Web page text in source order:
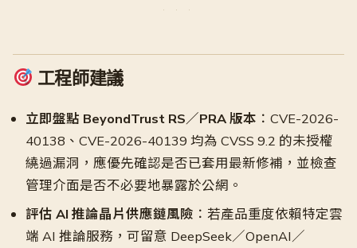
工程師建議
立即盤點 BeyondTrust RS／PRA 版本 ：CVE-2026-
40138、CVE-2026-40139 均為 CVSS 9.2 的未授權
繞過漏洞，應優先確認是否已套用最新修補，並檢查
管理介面是否不必要地暴露於公網。
評估 AI 推論晶片供應鏈風險 ：若產品重度依賴特定雲
端 AI 推論服務，可留意 DeepSeek／OpenAI／